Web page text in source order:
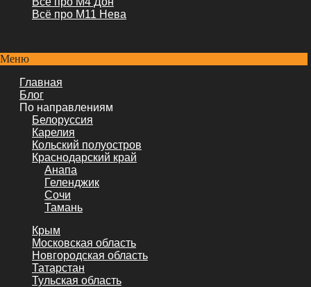
Всё про М11 Нева
Меню
Главная
Блог
По направлениям
Белоруссия
Карелия
Кольский полуостров
Краснодарский край
Анапа
Геленджик
Сочи
Тамань
Крым
Московская область
Новгородская область
Татарстан
Тульская область